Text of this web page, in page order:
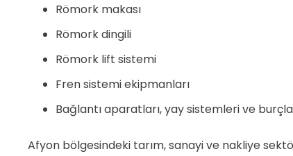
Römork makası
Römork dingili
Römork lift sistemi
Fren sistemi ekipmanları
Bağlantı aparatları, yay sistemleri ve
Afyon bölgesindeki tarım, sanayi ve nakliye